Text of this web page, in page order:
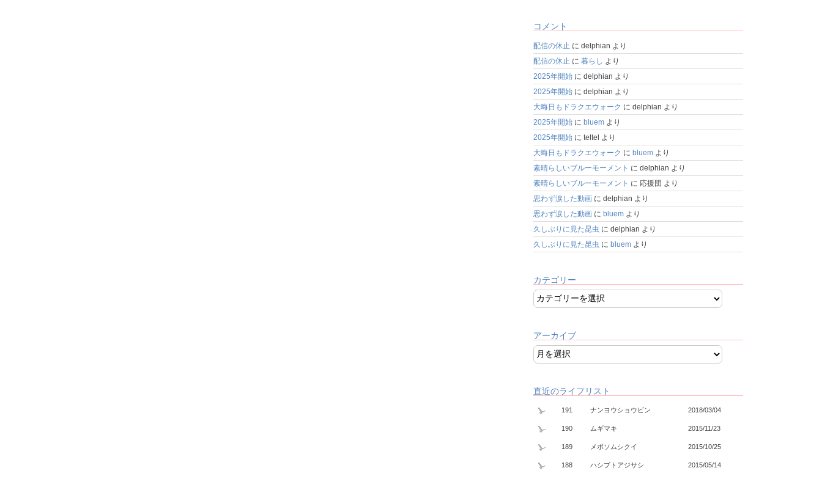
コメント
配信の休止 に delphian より
配信の休止 に 暮らし より
2025年開始に delphian より
2025年開始に delphian より
大晦日もドラクエウォーク に delphian より
2025年開始に bluemより
2025年開始に teltel より
大晦日もドラクエウォーク に bluemより
素晴らしいブルーモーメント に delphian より
素晴らしいブルーモーメント に 応援団 より
思わず涙した動画に delphian より
思わず涙した動画に bluemより
久しぶりに見た昆虫 に delphian より
久しぶりに見た昆虫 に bluemより
カテゴリー
アーカイブ
直近のライフリスト
191 ナンヨウショウビン 2018/03/04
190 ムギマキ 2015/11/23
189 メボソムシクイ 2015/10/25
188 ハシブトアジサシ 2015/05/14